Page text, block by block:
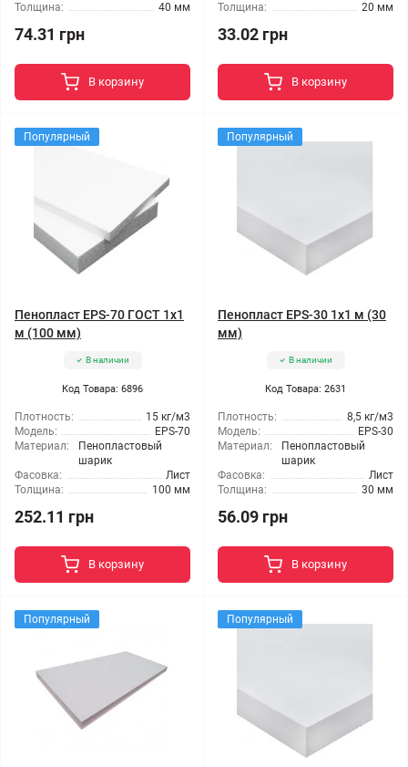
Толщина:
40 мм
74.31 грн
В корзину
Толщина:
20 мм
33.02 грн
В корзину
Популярный
Пенопласт EPS-70 ГОСТ 1x1
м (100 мм)
В наличии
Код Товара: 6896
Плотность:
15 кг/м3
Модель:
EPS-70
Материал:
Пенопластовый
шарик
Фасовка:
Лист
Толщина:
100 мм
252.11 грн
В корзину
Популярный
Пенопласт EPS-30 1x1 м (30
мм)
В наличии
Код Товара: 2631
Плотность:
8,5 кг/м3
Модель:
EPS-30
Материал:
Пенопластовый
шарик
Фасовка:
Лист
Толщина:
30 мм
56.09 грн
В корзину
Популярный Популярный